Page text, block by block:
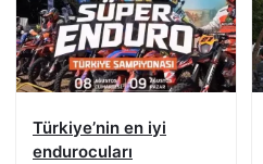
Türkiye’nin en iyi
endurocuları